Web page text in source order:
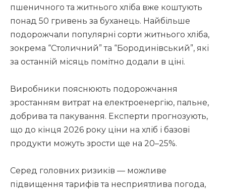
пшеничного та житнього хліба вже коштують
понад 50 гривень за буханець. Найбільше
подорожчали популярні сорти житнього хліба,
зокрема “Столичний” та “Бородинівський”, які
за останній місяць помітно додали в ціні.
Виробники пояснюють подорожчання
зростанням витрат на електроенергію, пальне,
добрива та пакування. Експерти прогнозують,
що до кінця 2026 року ціни на хліб і базові
продукти можуть зрости ще на 20–25%.
Серед головних ризиків — можливе
підвищення тарифів та несприятлива погода,